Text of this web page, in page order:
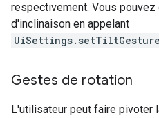
respectivement. Vous
d'inclinaison en appelant
Gestes de rotation
L'utilisateur peut faire pivoter